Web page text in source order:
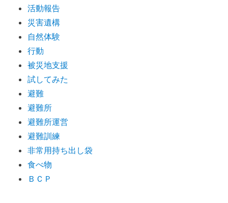
活動報告
災害遺構
自然体験
行動
被災地支援
試してみた
避難
避難所
避難所運営
避難訓練
非常用持ち出し袋
食べ物
ＢＣＰ